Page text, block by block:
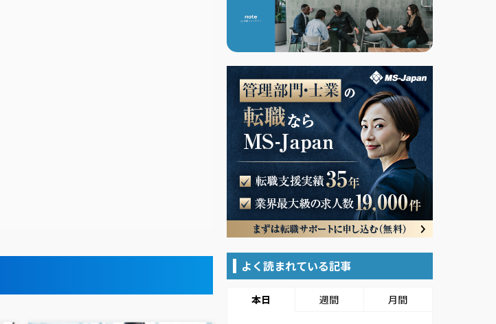
よく読まれている記事
本日 週間 月間